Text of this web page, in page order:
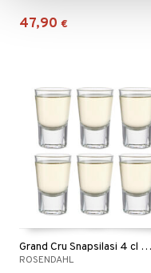
47,90 €
Grand Cru Snapsilasi 4 cl 6 pkt
ROSENDAHL